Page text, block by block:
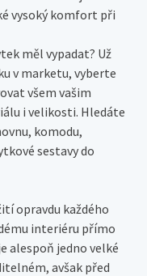
vysoký komfort při
měl vypadat? Už
v marketu, vyberte
všem vašim
i velikosti. Hledáte
komodu,
sestavy do
opravdu každého
interiéru přímo
alespoň jedno velké
avšak před